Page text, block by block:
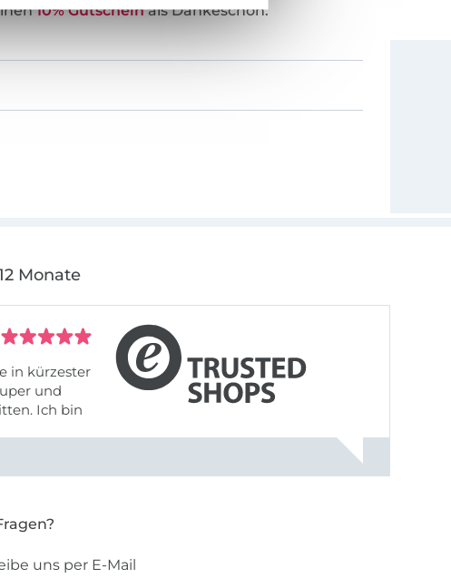
10% Gutscheinals Dankeschön.
Monate
in kürzester
Ich bin
uns per E-Mail